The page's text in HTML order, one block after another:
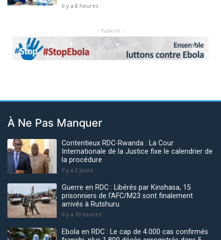
Il y a 8 heures
- Publicité -
Previous Next
À Ne Pas Manquer
Contentieux RDC-Rwanda : La Cour
Internationale de la Justice fixe le calendrier de
la procédure
Il y a 2 jours
Guerre en RDC : Libérés par Kinshasa, 15
prisonniers de l'AFC/M23 sont finalement
arrivés à Rutshuru
Il y a 10 heures
Ebola en RDC : Le cap de 4.000 cas confirmés